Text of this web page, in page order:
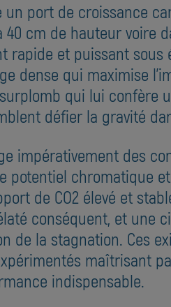
un port de croissance
cm de hauteur voire
rapide et puissant
dense qui maximise
qui lui confère
défier la gravité
impérativement des
potentiel chromatique
de CO2 élevé et
conséquent, et une
de la stagnation. Ces
maîtrisant
indispensable.